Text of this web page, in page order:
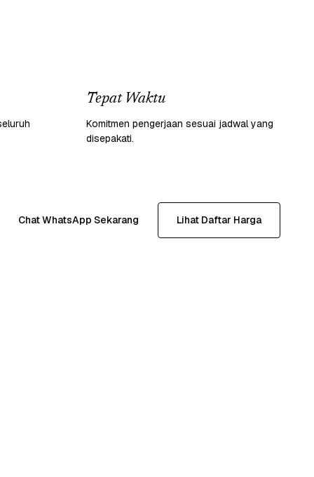
Tepat Waktu
Komitmen pengerjaan sesuai jadwal yang
disepakati.
Chat WhatsApp Sekarang Lihat Daftar Harga